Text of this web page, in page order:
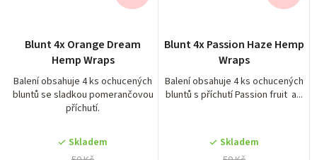
Blunt 4x Orange Dream
Hemp Wraps
Balení obsahuje 4 ks ochucených
bluntů se sladkou pomerančovou
příchutí.
Skladem
Blunt 4x Passion Haze Hemp
Wraps
Balení obsahuje 4 ks ochucených
bluntů s příchutí Passion fruit a...
Skladem